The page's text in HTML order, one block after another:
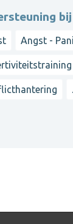
bij
Angst -